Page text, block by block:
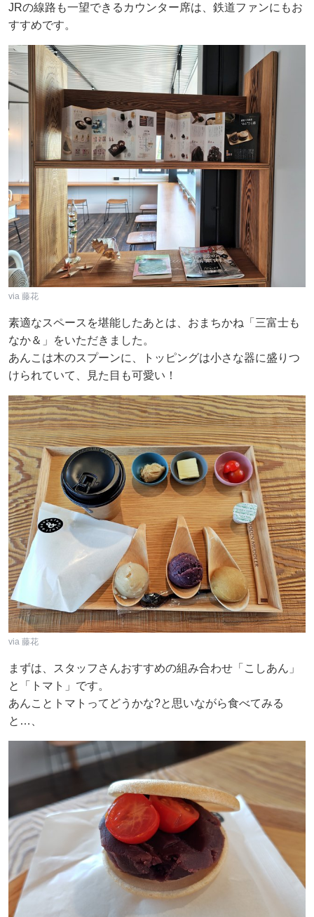
JRの線路も一望できるカウンター席は、鉄道ファンにもお
すすめです。
via 藤花
素適なスペースを堪能したあとは、おまちかね「三富士も
なか＆」をいただきました。
あんこは木のスプーンに、トッピングは小さな器に盛りつ
けられていて、見た目も可愛い！
via 藤花
まずは、スタッフさんおすすめの組み合わせ「こしあん」
と「トマト」です。
あんことトマトってどうかな?と思いながら食べてみる
と…、